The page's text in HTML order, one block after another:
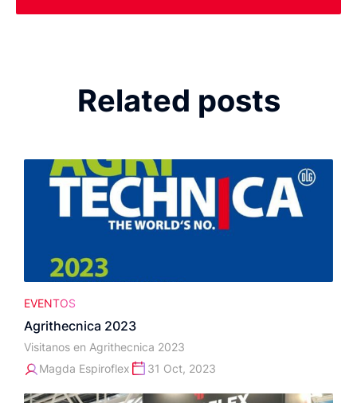
Related posts
EVENTOS
Agrithecnica 2023
Visitanos en Agrithecnica 2023
Magda Espiroflex
31 Oct, 2023